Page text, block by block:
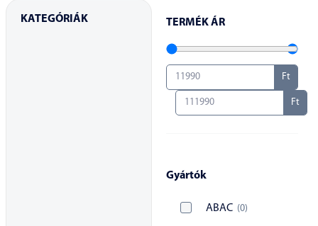
TERMÉK ÁR
Ft
Ft
Gyártók
ABAC (0)
KATEGÓRIÁK